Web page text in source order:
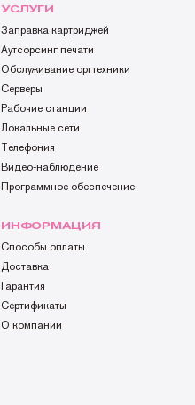
УСЛУГИ
Заправка картриджей
Аутсорсинг печати
Обслуживание оргтехники
Серверы
Рабочие станции
Локальные сети
Телефония
Видео-наблюдение
Программное обеспечение
ИНФОРМАЦИЯ
Способы оплаты
Доставка
Гарантия
Сертификаты
О компании